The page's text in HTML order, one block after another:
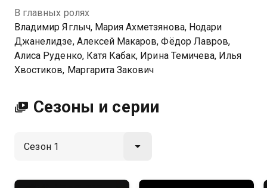
Посмотреть онлайн 1 сезон сериала Ухожу красиво
вы можете совершенно бесплатно в хорошем HD
качестве на Казахтелеком
В главных ролях
Владимир Яглыч, Мария Ахметзянова, Нодари
Джанелидзе, Алексей Макаров, Фёдор Лавров,
Алиса Руденко, Катя Кабак, Ирина Темичева, Илья
Хвостиков, Маргарита Закович
Сезоны и серии